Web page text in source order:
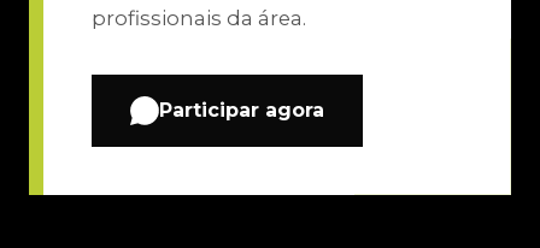
profissionais da área.
Participar agora